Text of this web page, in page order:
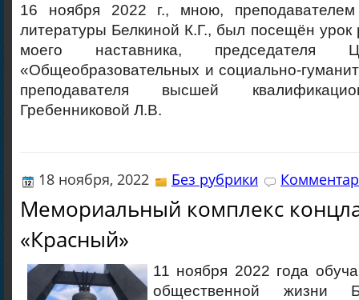
16 ноября 2022 г., мною,
литературы Белкиной К.Г., был посещён урок
моего наставника,
«Общеобразовательных и социально-
преподавателя высшей
Гребенниковой Л.В.
18 ноября, 2022 Без рубрики
Мемориальный комплекс
«Красный»
11 ноября 2022 года
общественной жизни